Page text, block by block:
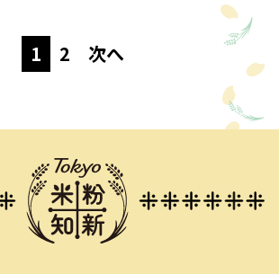
投
稿
送
1 2 次へ